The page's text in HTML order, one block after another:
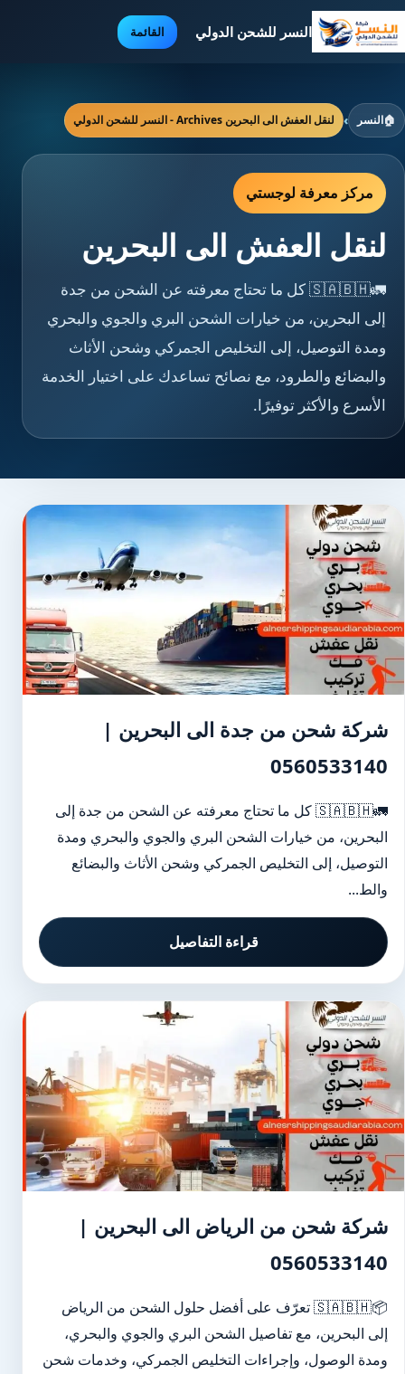
النسر للشحن الدولي القائمة
🏠النسر › لنقل العفش الى البحرين Archives - النسر للشحن الدولي
مركز معرفة لوجستي
لنقل العفش الى البحرين
🚛🇸🇦🇧🇭 كل ما تحتاج معرفته عن الشحن من جدة
إلى البحرين، من خيارات الشحن البري والجوي والبحري
ومدة التوصيل، إلى التخليص الجمركي وشحن الأثاث
والبضائع والطرود، مع نصائح تساعدك على اختيار الخدمة
الأسرع والأكثر توفيرًا.
شركة شحن من جدة الى البحرين |
0560533140
🚛🇸🇦🇧🇭 كل ما تحتاج معرفته عن الشحن من جدة إلى
البحرين، من خيارات الشحن البري والجوي والبحري ومدة
التوصيل، إلى التخليص الجمركي وشحن الأثاث والبضائع
والط...
قراءة التفاصيل
شركة شحن من الرياض الى البحرين |
0560533140
📦🇸🇦🇧🇭 تعرّف على أفضل حلول الشحن من الرياض
إلى البحرين، مع تفاصيل الشحن البري والجوي والبحري،
ومدة الوصول، وإجراءات التخليص الجمركي، وخدمات شحن